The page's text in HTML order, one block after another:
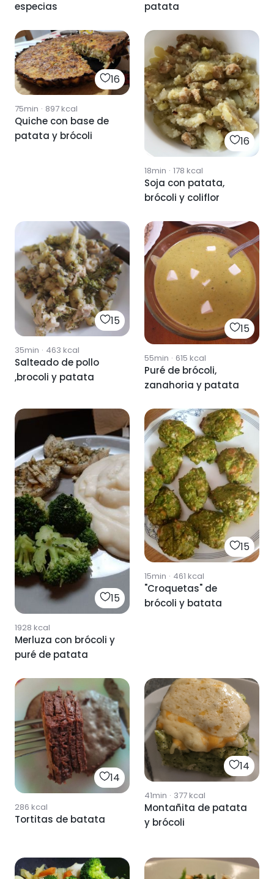
especias patata
16
75min · 897kcal
Quiche con base de
patata y brócoli
16
18min · 178 kcal
Soja con patata,
brócoli y coliflor
15
35min · 463 kcal
Salteado de pollo
,brocoli y patata
15
55min · 615 kcal
Puré de brócoli,
zanahoria y patata
15
1928 kcal
Merluza con brócoli y
puré de patata
15
15min · 461 kcal
"Croquetas" de
brócoli y batata
14
286 kcal
Tortitas de batata
14
41min · 377kcal
Montañita de patata
y brócoli